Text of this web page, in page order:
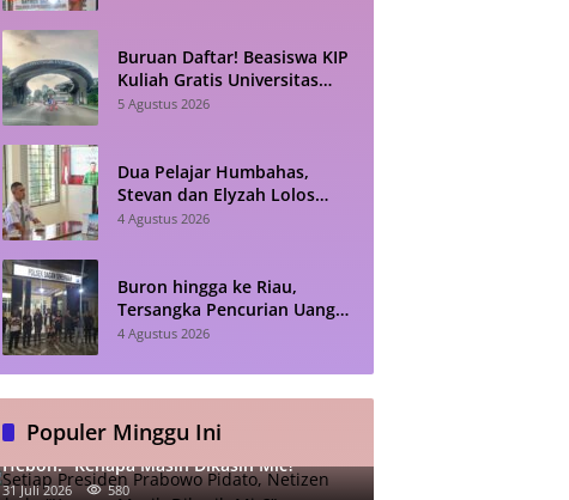
Buruan Daftar! Beasiswa KIP
Kuliah Gratis Universitas
Pertamina 2026 Masih
5 Agustus 2026
Dua Pelajar Humbahas,
Stevan dan Elyzah Lolos
Paskibraka Sumut 2026
4 Agustus 2026
Buron hingga ke Riau,
Tersangka Pencurian Uang
Rp46,2 Juta di Simalungun
4 Agustus 2026
Populer Minggu Ini
Setiap Presiden Prabowo Pidato, Netizen
Heboh: “Kenapa Masih Dikasih Mic?”
31 Juli 2026 580